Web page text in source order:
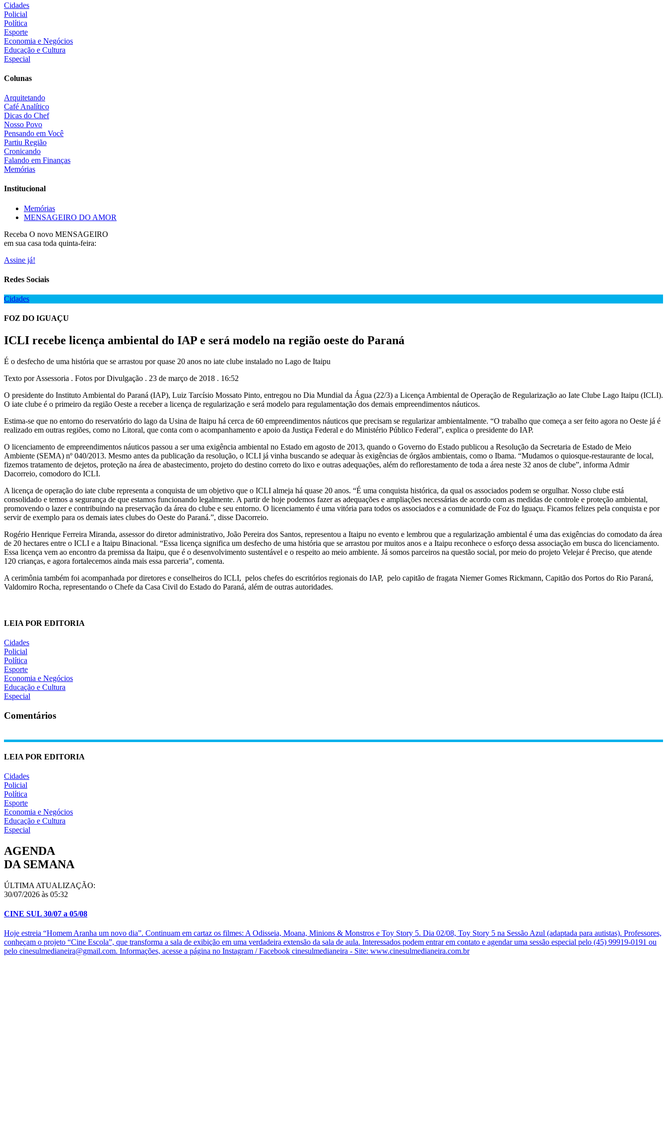
Cidades
Policial
Política
Esporte
Economia e Negócios
Educação e Cultura
Especial
Colunas
Arquitetando
Café Analítico
Dicas do Chef
Nosso Povo
Pensando em Você
Partiu Região
Cronicando
Falando em Finanças
Memórias
Institucional
Memórias
MENSAGEIRO DO AMOR
Receba O novo MENSAGEIRO
em sua casa toda quinta-feira:
Assine já!
Redes Sociais
Cidades
FOZ DO IGUAÇU
ICLI recebe licença ambiental do IAP e será modelo na região oeste do Paraná
É o desfecho de uma história que se arrastou por quase 20 anos no iate clube instalado no Lago de Itaipu
Texto por Assessoria . Fotos por Divulgação . 23 de março de 2018 . 16:52
O presidente do Instituto Ambiental do Paraná (IAP), Luiz Tarcísio Mossato Pinto, entregou no Dia Mundial da Água (22/3) a Licença Ambiental de Operação de Regularização ao Iate Clube Lago Itaipu (ICLI).
O iate clube é o primeiro da região Oeste a receber a licença de regularização e será modelo para regulamentação dos demais empreendimentos náuticos.
Estima-se que no entorno do reservatório do lago da Usina de Itaipu há cerca de 60 empreendimentos náuticos que precisam se regularizar ambientalmente. “O trabalho que começa a ser feito agora no Oeste já é
realizado em outras regiões, como no Litoral, que conta com o acompanhamento e apoio da Justiça Federal e do Ministério Público Federal”, explica o presidente do IAP.
O licenciamento de empreendimentos náuticos passou a ser uma exigência ambiental no Estado em agosto de 2013, quando o Governo do Estado publicou a Resolução da Secretaria de Estado de Meio
Ambiente (SEMA) nº 040/2013. Mesmo antes da publicação da resolução, o ICLI já vinha buscando se adequar às exigências de órgãos ambientais, como o Ibama. “Mudamos o quiosque-restaurante de local,
fizemos tratamento de dejetos, proteção na área de abastecimento, projeto do destino correto do lixo e outras adequações, além do reflorestamento de toda a área neste 32 anos de clube”, informa Admir
Dacorreio, comodoro do ICLI.
A licença de operação do iate clube representa a conquista de um objetivo que o ICLI almeja há quase 20 anos. “É uma conquista histórica, da qual os associados podem se orgulhar. Nosso clube está
consolidado e temos a segurança de que estamos funcionando legalmente. A partir de hoje podemos fazer as adequações e ampliações necessárias de acordo com as medidas de controle e proteção ambiental,
promovendo o lazer e contribuindo na preservação da área do clube e seu entorno. O licenciamento é uma vitória para todos os associados e a comunidade de Foz do Iguaçu. Ficamos felizes pela conquista e por
servir de exemplo para os demais iates clubes do Oeste do Paraná.”, disse Dacorreio.
Rogério Henrique Ferreira Miranda, assessor do diretor administrativo, João Pereira dos Santos, representou a Itaipu no evento e lembrou que a regularização ambiental é uma das exigências do comodato da área
de 20 hectares entre o ICLI e a Itaipu Binacional. “Essa licença significa um desfecho de uma história que se arrastou por muitos anos e a Itaipu reconhece o esforço dessa associação em busca do licenciamento.
Essa licença vem ao encontro da premissa da Itaipu, que é o desenvolvimento sustentável e o respeito ao meio ambiente. Já somos parceiros na questão social, por meio do projeto Velejar é Preciso, que atende
120 crianças, e agora fortalecemos ainda mais essa parceria”, comenta.
A cerimônia também foi acompanhada por diretores e conselheiros do ICLI, pelos chefes do escritórios regionais do IAP, pelo capitão de fragata Niemer Gomes Rickmann, Capitão dos Portos do Rio Paraná,
Valdomiro Rocha, representando o Chefe da Casa Civil do Estado do Paraná, além de outras autoridades.
LEIA POR EDITORIA
Cidades
Policial
Política
Esporte
Economia e Negócios
Educação e Cultura
Especial
Comentários
LEIA POR EDITORIA
Cidades
Policial
Política
Esporte
Economia e Negócios
Educação e Cultura
Especial
AGENDA
DA SEMANA
ÚLTIMA ATUALIZAÇÃO:
30/07/2026 às 05:32
CINE SUL 30/07 a 05/08
Hoje estreia “Homem Aranha um novo dia”. Continuam em cartaz os filmes: A Odisseia, Moana, Minions & Monstros e Toy Story 5. Dia 02/08, Toy Story 5 na Sessão Azul (adaptada para autistas). Professores,
conheçam o projeto “Cine Escola”, que transforma a sala de exibição em uma verdadeira extensão da sala de aula. Interessados podem entrar em contato e agendar uma sessão especial pelo (45) 99919-0191 ou
pelo cinesulmedianeira@gmail.com. Informações, acesse a página no Instagram / Facebook cinesulmedianeira - Site: www.cinesulmedianeira.com.br